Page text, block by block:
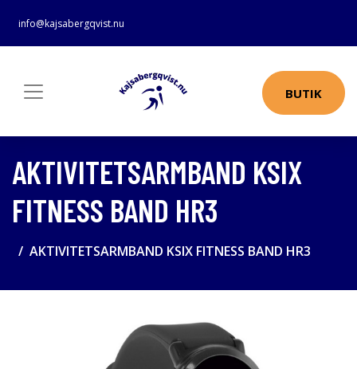
info@kajsabergqvist.nu
BUTIK
AKTIVITETSARMBAND KSIX
FITNESS BAND HR3
AKTIVITETSARMBAND KSIX FITNESS BAND HR3